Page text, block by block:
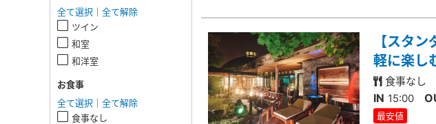
全て選択
全て解除
ツイン
和室
和洋室
お食事
全て選択
全て解除
食事なし
【スタ
軽に楽し
食事なし
IN 15:00
最安値